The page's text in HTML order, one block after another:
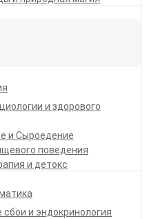
и здорового
и Сыроедение
поведения
и детокс
сбои и эндокринология